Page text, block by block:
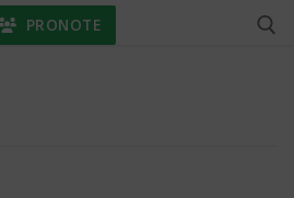
PRONOTE